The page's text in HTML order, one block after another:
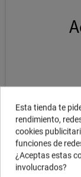
DESCRIPCIÓN
Esta tienda te
rendimiento,
cookies
funciones de
¿Aceptas estas
involucrados?